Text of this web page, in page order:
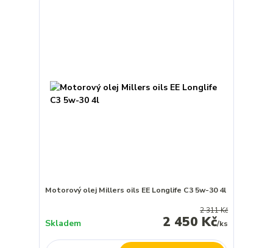
Motorový olej Millers oils EE Longlife C3 5w-30 4l
2 311 Kč
2 450 Kč/ks
Skladem